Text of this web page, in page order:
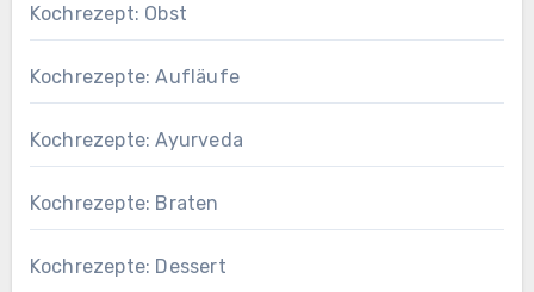
Kochrezept: Obst
Kochrezepte: Aufläufe
Kochrezepte: Ayurveda
Kochrezepte: Braten
Kochrezepte: Dessert